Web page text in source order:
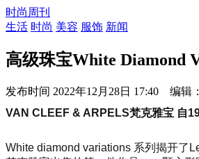
时尚周刊
生活 时尚 美容 服饰 新闻
高级珠宝White Diamond
发布时间 2022年12月28日 17:40 编
VAN CLEEF & ARPELS梵克雅宝 自
White diamond variations 系列揭开了